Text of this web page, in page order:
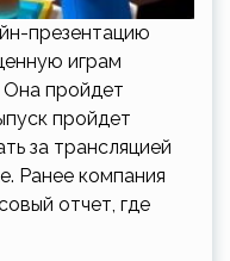
презентацию
играм
Она пройдет
пройдет
за трансляцией
Ранее компания
отчет, где